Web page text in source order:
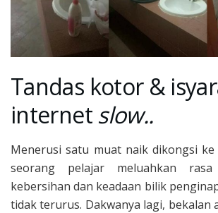
Tandas kotor &
internet slow..
Menerusi satu muat naik dikongsi ke
seorang pelajar meluahkan
kebersihan dan keadaan bilik
tidak terurus. Dakwanya lagi, bekalan